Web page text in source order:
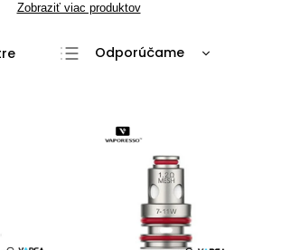
Zobraziť viac produktov
Odporúčame
Najpredávanejšie
Abecedne